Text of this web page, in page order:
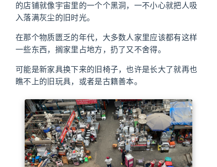
的店铺就像宇宙里的一个个黑洞，一不小心就把人吸
入落满灰尘的旧时光。
在那个物质匮乏的年代，大多数人家里应该都有这样
一些东西，搁家里占地方，扔了又不舍得。
可能是新家具换下来的旧椅子，也许是长大了就再也
瞧不上的旧玩具，或者是古籍善本。